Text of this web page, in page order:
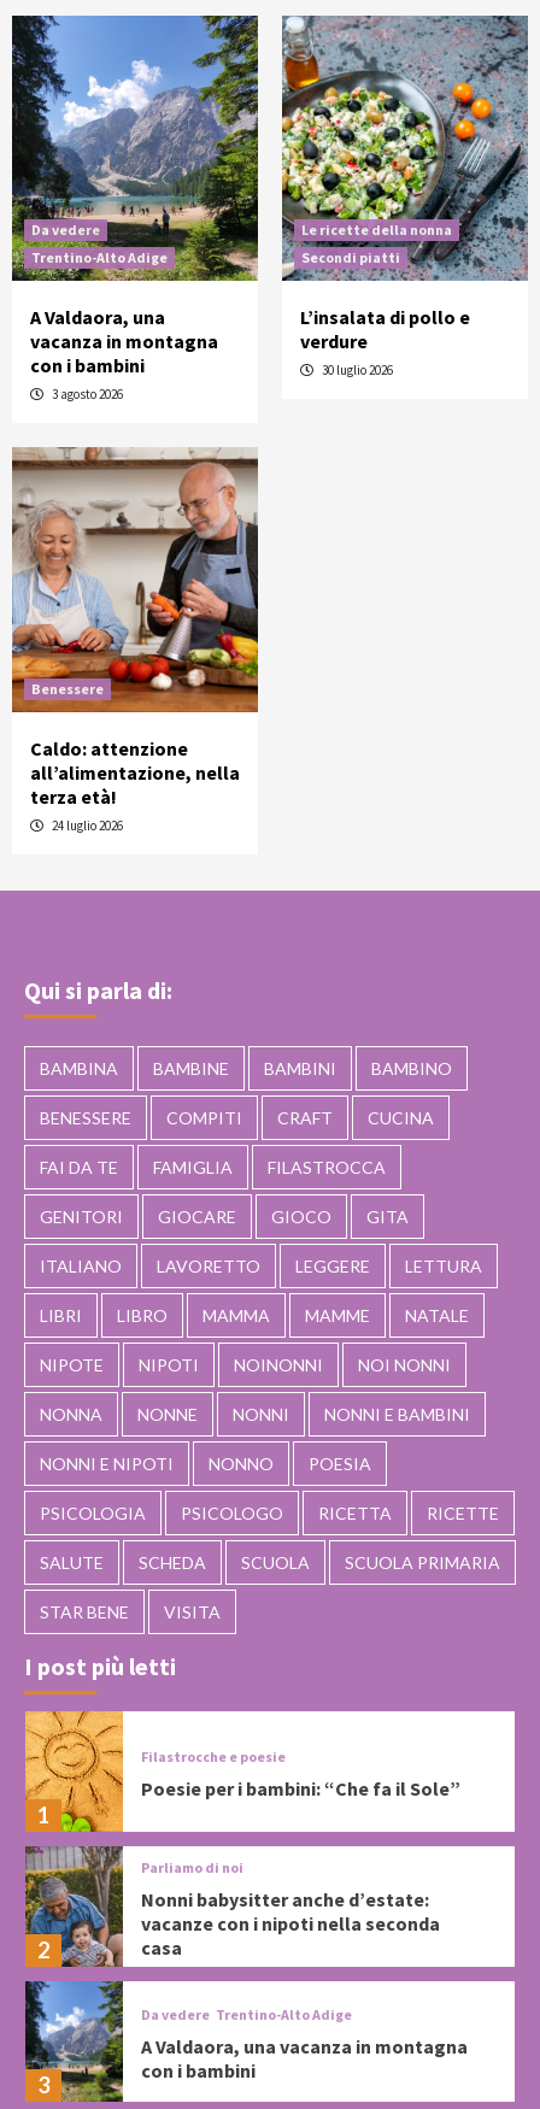
Da vedere
Trentino-Alto Adige
A Valdaora, una
vacanza in montagna
con i bambini
3 agosto 2026
Le ricette della nonna
Secondi piatti
L’insalata di pollo e
verdure
30 luglio 2026
Benessere
Caldo: attenzione
all’alimentazione, nella
terza età!
24 luglio 2026
Qui si parla di:
BAMBINA BAMBINE BAMBINI BAMBINO
BENESSERE COMPITI CRAFT CUCINA
FAI DA TE FAMIGLIA FILASTROCCA
GENITORI GIOCARE GIOCO GITA
ITALIANO LAVORETTO LEGGERE LETTURA
LIBRI LIBRO MAMMA MAMME NATALE
NIPOTE NIPOTI NOINONNI NOI NONNI
NONNA NONNE NONNI NONNI E BAMBINI
NONNI E NIPOTI NONNO POESIA
PSICOLOGIA PSICOLOGO RICETTA RICETTE
SALUTE SCHEDA SCUOLA SCUOLA PRIMARIA
STAR BENE VISITA
I post più letti
1
Filastrocche e poesie
Poesie per i bambini: “Che fa il Sole”
2
Parliamo di noi
Nonni babysitter anche d’estate:
vacanze con i nipoti nella seconda
casa
3
Da vedere Trentino-Alto Adige
A Valdaora, una vacanza in montagna
con i bambini